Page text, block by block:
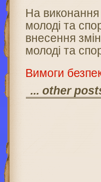
На виконання
молоді та
внесення
молоді та
Вимоги
... other